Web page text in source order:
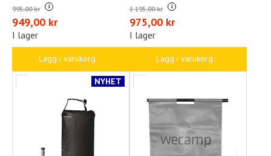
995,00 kr i
949,00 kr
I lager
Lägg i varukorg
1 195,00 kr i
975,00 kr
I lager
Lägg i varukorg
NYHET